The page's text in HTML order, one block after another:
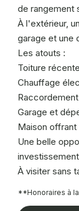
de rangement
À l'extérieur,
garage et une
Les atouts :
Toiture récente
Chauffage
Garage et
Maison
Une belle
À visiter sans
**Honoraires à